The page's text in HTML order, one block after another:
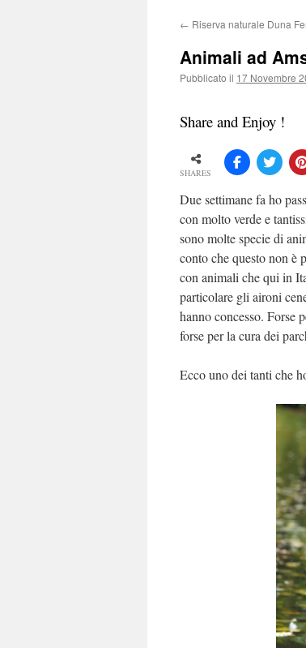
← Riserva naturale Duna
Animali ad
Pubblicato il 17 Novembre
Share and Enjoy !
SHARES
Due settimane fa ho
con molto verde e
sono molte specie di
conto che questo non è
con animali che qui in
particolare gli aironi
hanno concesso. Forse
forse per la cura dei
Ecco uno dei tanti che